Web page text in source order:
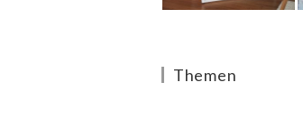
Themen